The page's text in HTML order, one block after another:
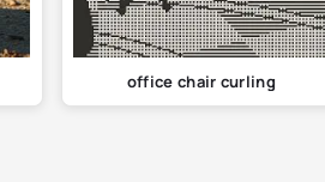
office chair curling